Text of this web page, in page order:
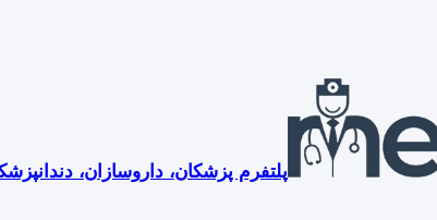
پلتفرم پزشکان، داروسازان،